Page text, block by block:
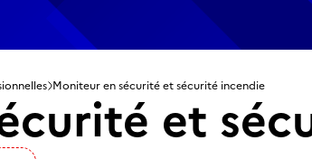
Moniteur en sécurité et sécurité incendie
et